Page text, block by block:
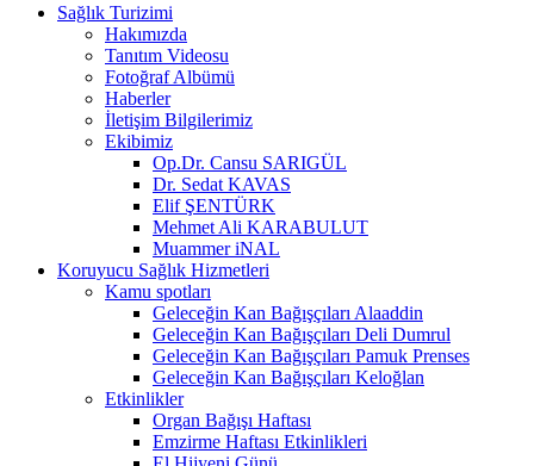
Sağlık Turizimi
Hakımızda
Tanıtım Videosu
Fotoğraf Albümü
Haberler
İletişim Bilgilerimiz
Ekibimiz
Op.Dr. Cansu SARIGÜL
Dr. Sedat KAVAS
Elif ŞENTÜRK
Mehmet Ali KARABULUT
Muammer iNAL
Koruyucu Sağlık Hizmetleri
Kamu spotları
Geleceğin Kan Bağışçıları Alaaddin
Geleceğin Kan Bağışçıları Deli Dumrul
Geleceğin Kan Bağışçıları Pamuk Prenses
Geleceğin Kan Bağışçıları Keloğlan
Etkinlikler
Organ Bağışı Haftası
Emzirme Haftası Etkinlikleri